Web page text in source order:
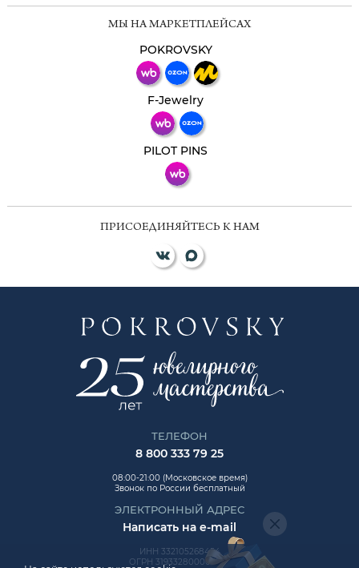
МЫ НА МАРКЕТПЛЕЙСАХ
POKROVSKY
F-Jewelry
PILOT PINS
ПРИСОЕДИНЯЙТЕСЬ К НАМ
ТЕЛЕФОН
8 800 333 79 25
08:00-21:00 (Московское время)
Звонок по России бесплатный
ЭЛЕКТРОННЫЙ АДРЕС
Написать на e-mail
ИНН 332105268454
ОГРН 319332800006992